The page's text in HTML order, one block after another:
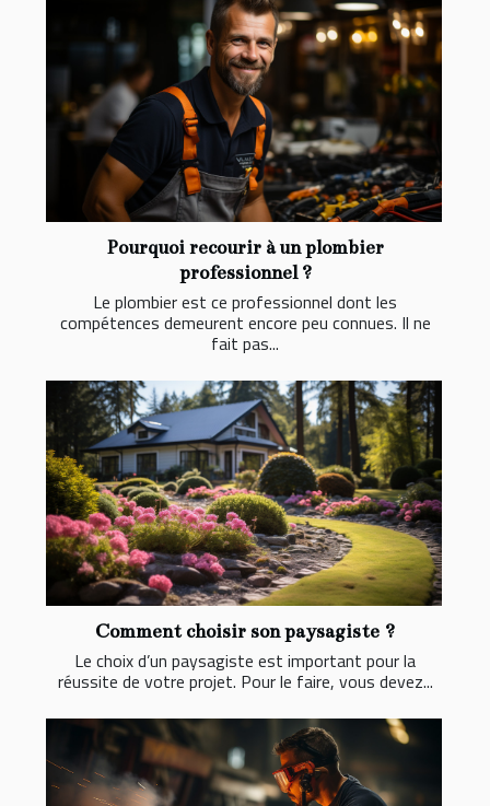
Pourquoi recourir à un plombier
professionnel ?
Le plombier est ce professionnel dont les
compétences demeurent encore peu connues. Il ne
fait pas...
Comment choisir son paysagiste ?
Le choix d’un paysagiste est important pour la
réussite de votre projet. Pour le faire, vous devez...